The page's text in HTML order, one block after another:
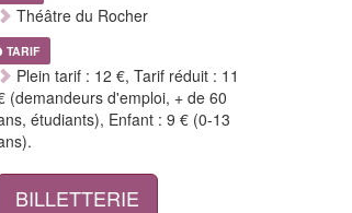
Théâtre du Rocher
TARIF
Plein tarif : 12 €, Tarif réduit : 11
(demandeurs d'emploi, + de 60
étudiants), Enfant : 9 € (0-13
BILLETTERIE